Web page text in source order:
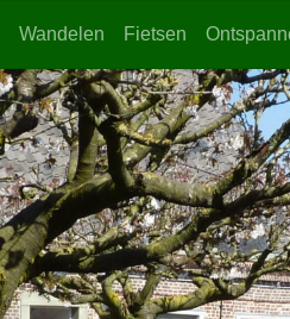
Wandelen Fietsen